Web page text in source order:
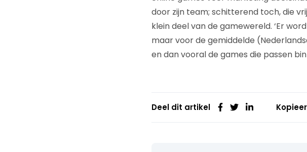
door zijn team; schitterend toch, die
klein deel van de gamewereld. ‘Er
maar voor de gemiddelde
en dan vooral de games die passen
Deel dit artikel